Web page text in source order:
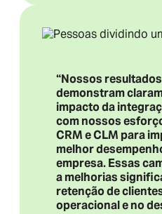
“Nossos
demonstram
impacto da
com nossos
CRM e CLM para
melhor
empresa. Essas
a melhorias
retenção de
operacional e no